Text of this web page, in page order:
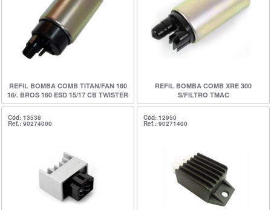
REFIL BOMBA COMB TITAN/FAN 160
16/. BROS 160 ESD 15/17 CB TWISTER
16/XRE 190 16/. TMAC
REFIL BOMBA COMB XRE 300
S/FILTRO TMAC
Cód: 13538
Ref.: 90274000
Cód: 12950
Ref.: 90271400